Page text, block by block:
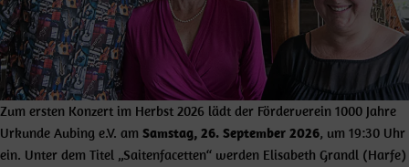
Zum ersten Konzert im Herbst 2026 lädt der Förderverein 1000 Jahre
Urkunde Aubing e.V. am Samstag, 26. September 2026, um 19:30 Uhr
ein. Unter dem Titel „Saitenfacetten“ werden Elisabeth Grandl (Harfe)